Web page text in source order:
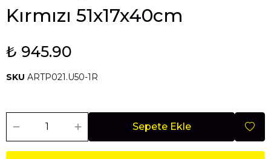
Kırmızı 51x17x40cm
₺ 945.90
SKU ARTP021.U50-1R
Sepete Ekle